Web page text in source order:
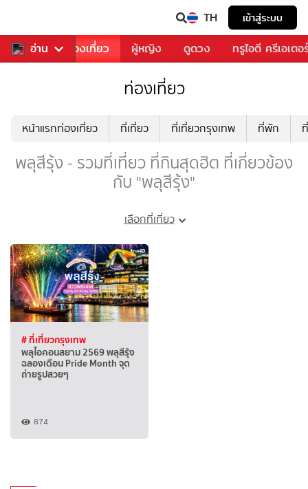
TH เข้าสู่ระบบ
อ่าน
อาหาร ท่องเที่ยว ผู้หญิง ดูดวง ทรูไอดี ครีเอเตอ
ท่องเที่ยว
หน้าแรกท่องเที่ยว ที่เที่ยว ที่เที่ยวกรุงเทพ ที่พัก
พลุสีรุ้ง - รวมที่เที่ยว ที่กินสุดฮิต ที่เกี่ยวข้อง
กับ "พลุสีรุ้ง"
เลือกที่เที่ยว
# ที่เที่ยวกรุงเทพ
พลุไอคอนสยาม 2569 พลุสีรุ้ง
ฉลองเดือน Pride Month จุด
ถ่ายรูปสวยๆ
874